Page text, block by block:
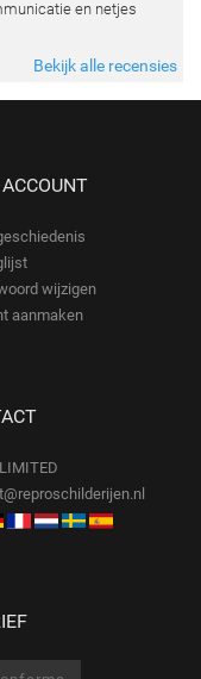
en netjes
Bekijk alle recensies
wijzigen
aanmaken